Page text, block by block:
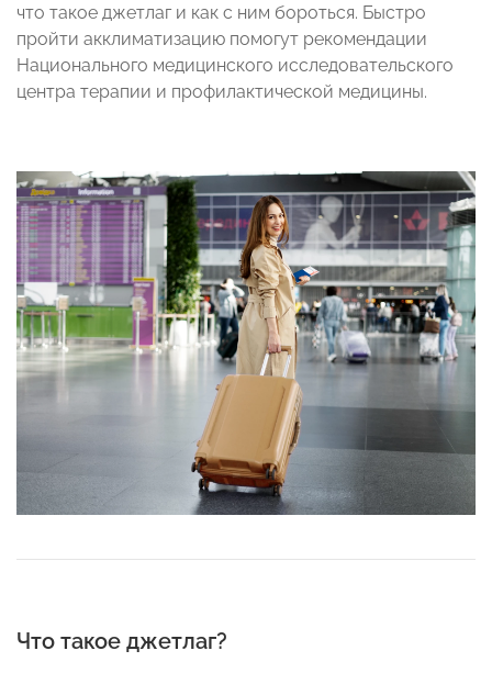
что такое джетлаг и как с ним бороться. Быстро
пройти акклиматизацию помогут рекомендации
Национального медицинского исследовательского
центра терапии и профилактической медицины.
Что такое джетлаг?